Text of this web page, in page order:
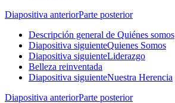
Diapositiva anteriorParte posterior
Descripción general de Quiénes somos
Diapositiva siguienteQuienes Somos
Diapositiva siguienteLiderazgo
Belleza reinventada
Diapositiva siguienteNuestra Herencia
Diapositiva anteriorParte posterior